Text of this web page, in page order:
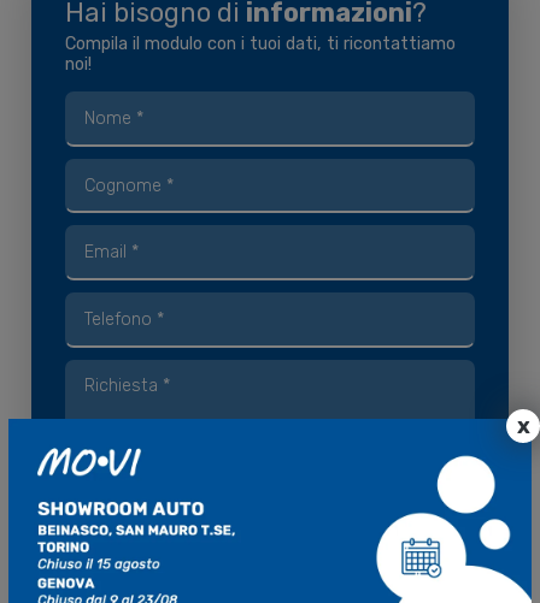
Hai bisogno di informazioni?
Compila il modulo con i tuoi dati, ti ricontattiamo
noi!
Finalità di marketing
Acconsento al trattamento dei
miei dati da parte di MO.VI S.p.A. per le finalità di
marketing di cui allaPrivacy Policy
Acconsento
x